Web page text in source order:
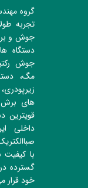
گروه
تجربه
جوش و
دستگاه
جوش
مگ،
های برش
قویترین
داخلی
با
گسترده
خود قرار